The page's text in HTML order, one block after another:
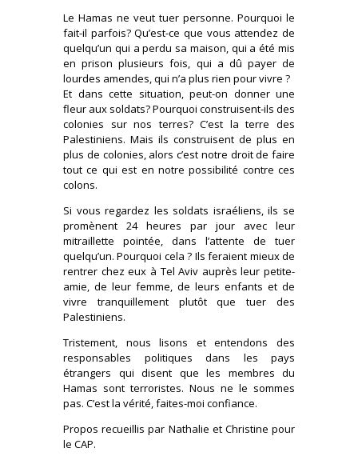
Le Hamas ne veut tuer personne. Pourquoi le
fait-il parfois? Qu’est-ce que vous attendez de
quelqu’un qui a perdu sa maison, qui a été mis
en prison plusieurs fois, qui a dû payer de
lourdes amendes, qui n’a plus rien pour vivre ?
Et dans cette situation, peut-on donner une
fleur aux soldats? Pourquoi construisent-ils des
colonies sur nos terres? C’est la terre des
Palestiniens. Mais ils construisent de plus en
plus de colonies, alors c’est notre droit de faire
tout ce qui est en notre possibilité contre ces
colons.
Si vous regardez les soldats israéliens, ils se
promènent 24 heures par jour avec leur
mitraillette pointée, dans l’attente de tuer
quelqu’un. Pourquoi cela ? Ils feraient mieux de
rentrer chez eux à Tel Aviv auprès leur petite-
amie, de leur femme, de leurs enfants et de
vivre tranquillement plutôt que tuer des
Palestiniens.
Tristement, nous lisons et entendons des
responsables politiques dans les pays
étrangers qui disent que les membres du
Hamas sont terroristes. Nous ne le sommes
pas. C’est la vérité, faites-moi confiance.
Propos recueillis par Nathalie et Christine pour
le CAP.